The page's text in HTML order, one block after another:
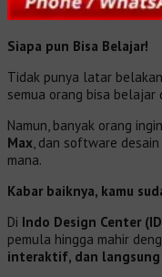
Siapa pun Bisa Belajar!
Tidak punya latar
semua orang bisa belajar
Namun, banyak orang
Max , dan software
mana.
Kabar baiknya, kamu
Di Indo Design Center
pemula hingga mahir
interaktif, dan